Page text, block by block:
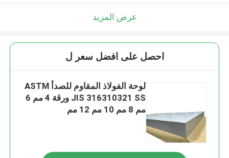
عرض المزيد
احصل على افضل سعر ل
لوحة الفولاذ المقاوم للصدأ ASTM
JIS 316310321 SS ورقة 4 مم 6
مم 8 مم 10 مم 12 مم